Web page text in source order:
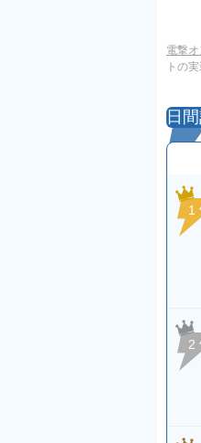
電撃
トの
日
1
2